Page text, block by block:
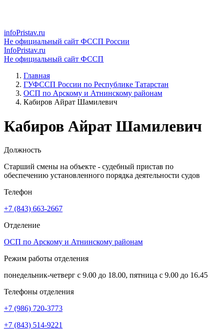
infoPristav.ru
Не официальный сайт ФССП России
InfoPristav.ru
Не официальный сайт ФССП
Главная
ГУФССП России по Республике Татарстан
ОСП по Арскому и Атнинскому районам
Кабиров Айрат Шамилевич
Кабиров Айрат Шамилевич
Должность
Старший смены на объекте - судебный пристав по
обеспечению установленного порядка деятельности судов
Телефон
+7 (843) 663-2667
Отделение
ОСП по Арскому и Атнинскому районам
Режим работы отделения
понедельник-четверг с 9.00 до 18.00, пятница с 9.00 до 16.45
Телефоны отделения
+7 (986) 720-3773
+7 (843) 514-9221